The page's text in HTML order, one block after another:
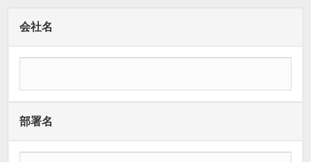
会社名
部署名